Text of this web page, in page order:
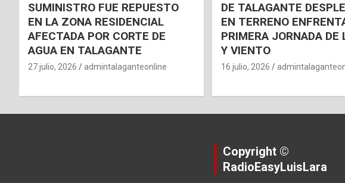
SUMINISTRO FUE REPUESTO
EN LA ZONA RESIDENCIAL
AFECTADA POR CORTE DE
AGUA EN TALAGANTE
27 julio, 2026 admintalaganteonline
DE TALAGANTE
EN TERRENO
PRIMERA JORNADA DE
Y VIENTO
16 julio, 2026
Copyright ©
RadioEasyLuisLara